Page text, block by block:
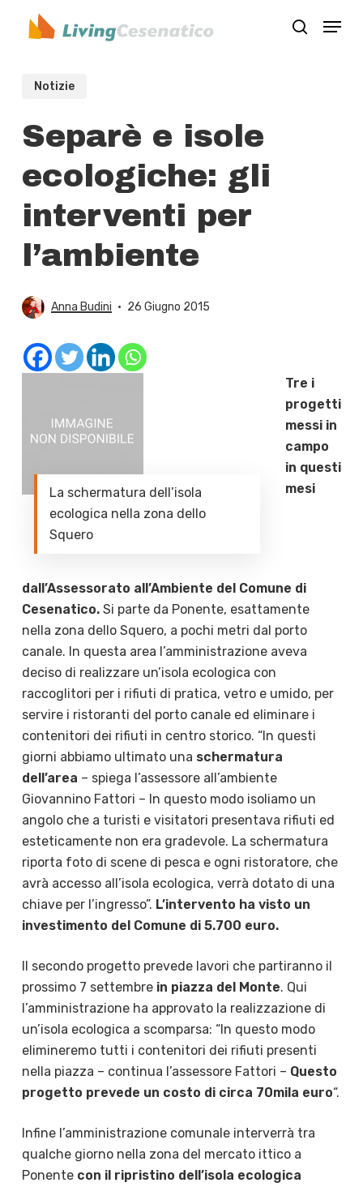
search
Menu
Notizie
Separè e isole
ecologiche: gli
interventi per
l’ambiente
Anna Budini 26 Giugno 2015
La schermatura dell’isola
ecologica nella zona dello
Squero
Tre i
progetti
messi in
campo
in questi
mesi
dall’Assessorato all’Ambiente del Comune di
Cesenatico.Si parte da Ponente, esattamente
nella zona dello Squero, a pochi metri dal porto
canale. In questa area l’amministrazione aveva
deciso di realizzare un’isola ecologica con
raccoglitori per i rifiuti di pratica, vetro e umido, per
servire i ristoranti del porto canale ed eliminare i
contenitori dei rifiuti in centro storico. “In questi
giorni abbiamo ultimato una schermatura
dell’area – spiega l’assessore all’ambiente
Giovannino Fattori – In questo modo isoliamo un
angolo che a turisti e visitatori presentava rifiuti ed
esteticamente non era gradevole. La schermatura
riporta foto di scene di pesca e ogni ristoratore, che
avrà accesso all’isola ecologica, verrà dotato di una
chiave per l’ingresso”. L’intervento ha visto un
investimento del Comune di 5.700 euro.
Il secondo progetto prevede lavori che partiranno il
prossimo 7 settembrein piazza del Monte. Qui
l’amministrazione ha approvato la realizzazione di
un’isola ecologica a scomparsa: “In questo modo
elimineremo tutti i contenitori dei rifiuti presenti
nella piazza – continua l’assessore Fattori – Questo
progetto prevede un costo di circa 70mila euro“.
Infine l’amministrazione comunale interverrà tra
qualche giorno nella zona del mercato ittico a
Ponente con il ripristino dell’isola ecologica